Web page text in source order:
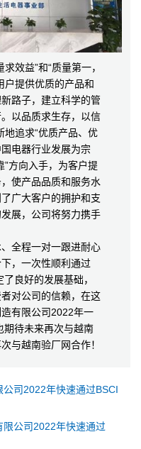
效益”和“质量第一，
户提供优质的产品和
路子，建立科学的管
以品质求生存，以信
地追求“优质产品、优
电器行业发展为宗
”方向入手，为客户提
使产品品质和服务水
广大客户的拥护和支
展，公司将努力携手
全程一对一跟进耐心
，一次性顺利通过
良好的发展基础，
对公司的信赖，在这
有限公司2022年一
期待未来再次与越南
与越南验厂网合作！
司2022年快速通过BSCI
公司2022年快速通过